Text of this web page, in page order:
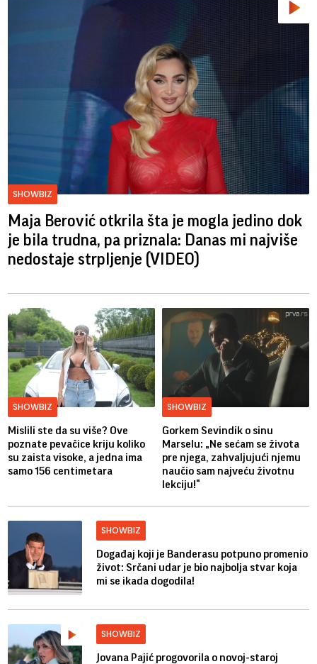
SHOWBIZ
Maja Berović otkrila šta je mogla jedino dok
je bila trudna, pa priznala: Danas mi najviše
nedostaje strpljenje (VIDEO)
SHOWBIZ
Mislili ste da su više? Ove
poznate pevačice kriju koliko
su zaista visoke, a jedna ima
samo 156 centimetara
SHOWBIZ
Gorkem Sevindik o sinu
Marselu: „Ne sećam se života
pre njega, zahvaljujući njemu
naučio sam najveću životnu
lekciju!“
SHOWBIZ
Događaj koji je Banderasu potpuno promenio
život: Srčani udar je bio najbolja stvar koja
mi se ikada dogodila!
SHOWBIZ
Jovana Pajić progovorila o novoj-staroj